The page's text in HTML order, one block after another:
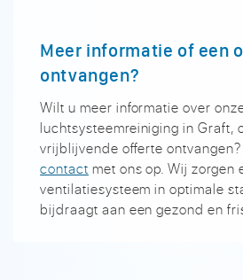
Meer informatie of een
ontvangen?
Wilt u meer informatie over
luchtsysteemreiniging in Graft,
vrijblijvende offerte
contact met ons op. Wij zorgen
ventilatiesysteem in optimale
bijdraagt aan een gezond en